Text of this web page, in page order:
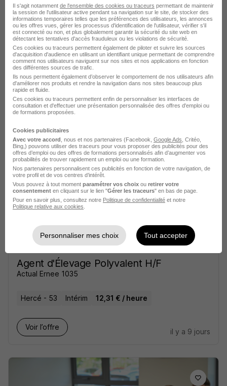
Voir l’offre
il y a 9 jours
Agent d'Élevage Polyvalent H/F
Actual group
Hercé - 53 Intérim 12,31 € / heure
Travail de jour
+ 1
Voir l’offre
il y a 10 jours
Agent d'Élevage Polyvalent H/F
Actual Ernee 1035
Hercé - 53 Intérim 12,31 € / heure
Voir l’offre
il y a 9 jours
Il s'agit notamment de l'ensemble des cookies ou traceurs permettant de maintenir
la session de l'utilisateur active pendant sa navigation sur le site, de stocker des
informations temporaires telles que les préférences des utilisateurs, les annonces
ou les offres vues, gérer les processus d'identification de l'utilisateur, vérifier s'il
est connecté ou non, et plus globalement garantir la sécurité du site web en
détectant les tentatives d'accès frauduleux ou les violations de sécurité.
Ces cookies ou traceurs permettent également de piloter et suivre les sources
d'acquisition d'audience en utilisant un identifiant unique permettant de comprendre
comment nos utilisateurs naviguent sur nos sites et nos applications en fonction
des différentes sources de trafic.
Ils nous permettent également d’observer le comportement de nos utilisateurs afin
d'améliorer nos produits et rendre la navigation dans nos sites beaucoup plus
rapide et fluide.
Ces cookies ou traceurs permettent enfin de personnaliser les interfaces de
consultation et d'effectuer une présentation personnalisée des offres d'emploi ou
de formations proposées.
Cookies publicitaires
Avec votre accord , nous et nos partenaires (Facebook, Google Ads , Critéo,
Bing,) pouvons utiliser des traceurs pour vous proposer des publicités pour des
offres d’emploi ou des offres de formations personnalisés afin d’augmenter vos
probabilités de trouver rapidement un emploi ou une formation.
Nos partenaires personnalisent ces publicités en fonction de votre navigation, de
votre profil et de vos centres d’intérêt.
Vous pouvez à tout moment paramétrer vos choix ou retirer votre
consentement en cliquant sur le lien "Gérer les traceurs" en bas de page.
Pour en savoir plus, consultez notre Politique de confidentialité et notre
Politique relative aux cookies
Personnaliser mes choix Tout accepter